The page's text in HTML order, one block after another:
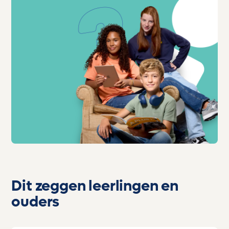
Dit zeggen leerlingen en
ouders